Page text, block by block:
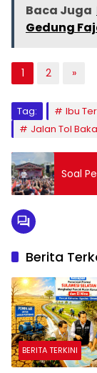
Baca Juga
Gedung
1 2 »
Tag:
Ibu
Jalan Tol
Soal
Berita
BERITA TERKINI